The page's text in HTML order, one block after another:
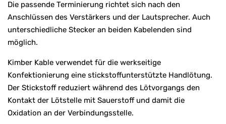
Die passende Terminierung richtet sich nach den
Anschlüssen des Verstärkers und der Lautsprecher. Auch
unterschiedliche Stecker an beiden Kabelenden sind
möglich.
Kimber Kable verwendet für die werkseitige
Konfektionierung eine stickstoffunterstützte Handlötung.
Der Stickstoff reduziert während des Lötvorgangs den
Kontakt der Lötstelle mit Sauerstoff und damit die
Oxidation an der Verbindungsstelle.